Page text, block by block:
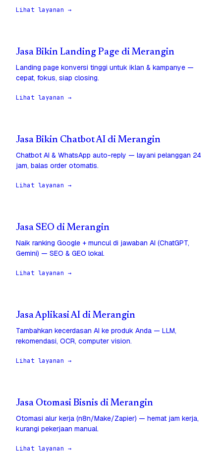
Lihat layanan →
Jasa Bikin Landing Page di Merangin
Landing page konversi tinggi untuk iklan & kampanye —
cepat, fokus, siap closing.
Lihat layanan →
Jasa Bikin Chatbot AI di Merangin
Chatbot AI & WhatsApp auto-reply — layani pelanggan 24
jam, balas order otomatis.
Lihat layanan →
Jasa SEO di Merangin
Naik ranking Google + muncul di jawaban AI (ChatGPT,
Gemini) — SEO & GEO lokal.
Lihat layanan →
Jasa Aplikasi AI di Merangin
Tambahkan kecerdasan AI ke produk Anda — LLM,
rekomendasi, OCR, computer vision.
Lihat layanan →
Jasa Otomasi Bisnis di Merangin
Otomasi alur kerja (n8n/Make/Zapier) — hemat jam kerja,
kurangi pekerjaan manual.
Lihat layanan →